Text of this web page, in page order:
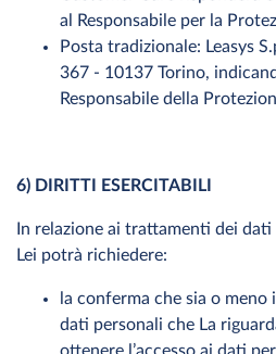
al Responsabile per la
Posta tradizionale: Leasys
367 - 10137 Torino,
Responsabile della
6) DIRITTI ESERCITABILI
In relazione ai trattamenti dei
Lei potrà richiedere:
la conferma che sia o
dati personali che La